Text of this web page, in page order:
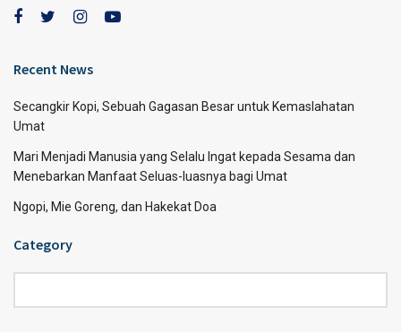
Recent News
Secangkir Kopi, Sebuah Gagasan Besar untuk Kemaslahatan
Umat
Mari Menjadi Manusia yang Selalu Ingat kepada Sesama dan
Menebarkan Manfaat Seluas-luasnya bagi Umat
Ngopi, Mie Goreng, dan Hakekat Doa
Category